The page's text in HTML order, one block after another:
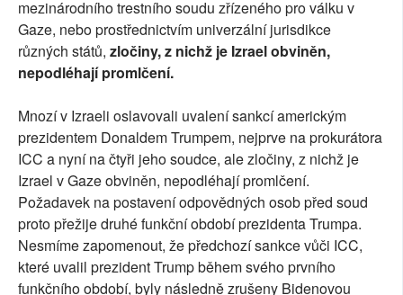
mezinárodního trestního soudu zřízeného pro válku v
Gaze, nebo prostřednictvím univerzální jurisdikce
různých států, zločiny, z nichž je Izrael obviněn,
nepodléhají promlčení.
Mnozí v Izraeli oslavovali uvalení sankcí americkým
prezidentem Donaldem Trumpem, nejprve na prokurátora
ICC a nyní na čtyři jeho soudce, ale zločiny, z nichž je
Izrael v Gaze obviněn, nepodléhají promlčení.
Požadavek na postavení odpovědných osob před soud
proto přežije druhé funkční období prezidenta Trumpa.
Nesmíme zapomenout, že předchozí sankce vůči ICC,
které uvalil prezident Trump během svého prvního
funkčního období, byly následně zrušeny Bidenovou